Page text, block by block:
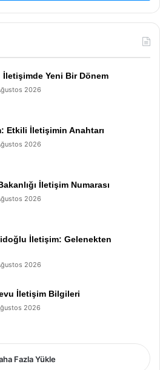
İletişimde Yeni Bir Dönem
2026
Etkili İletişimin Anahtarı
2026
İletişim Numarası
2026
İletişim: Gelenekten
2026
İletişim Bilgileri
2026
Fazla Yükle